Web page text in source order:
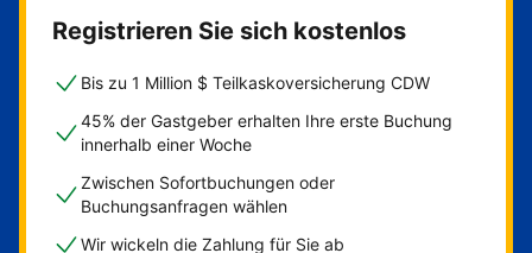
Registrieren Sie sich kostenlos
Bis zu 1 Million $ Teilkaskoversicherung CDW
45% der Gastgeber erhalten Ihre erste Buchung
innerhalb einer Woche
Zwischen Sofortbuchungen oder
Buchungsanfragen wählen
Wir wickeln die Zahlung für Sie ab